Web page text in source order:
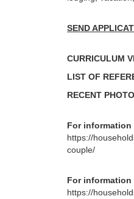
SEND
CURRICULUM
LIST OF
RECENT
For
https://
couple/
For
https://